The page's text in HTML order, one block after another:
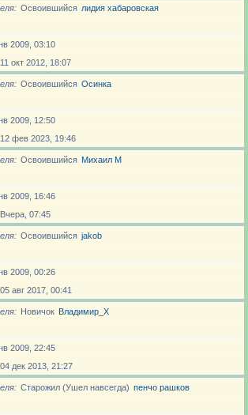
Освоившийся лидия хабаровская
2009, 03:10
11 окт 2012, 18:07
Освоившийся Осинка
2009, 12:50
12 фев 2023, 19:46
Освоившийся Михаил М
2009, 16:46
Вчера, 07:45
Освоившийся jakob
2009, 00:26
05 авг 2017, 00:41
Новичoк Владимир_X
2009, 22:45
04 дек 2013, 21:27
Старожил (Ушел навсегда) пенчо рашков